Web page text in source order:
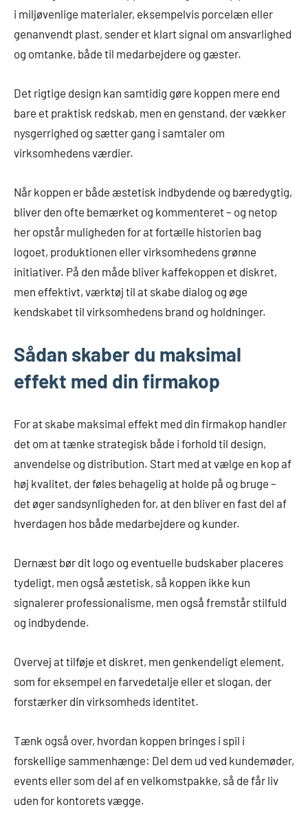
i miljøvenlige materialer, eksempelvis porcelæn eller
genanvendt plast, sender et klart signal om ansvarlighed
og omtanke, både til medarbejdere og gæster.
Det rigtige design kan samtidig gøre koppen mere end
bare et praktisk redskab, men en genstand, der vækker
nysgerrighed og sætter gang i samtaler om
virksomhedens værdier.
Når koppen er både æstetisk indbydende og bæredygtig,
bliver den ofte bemærket og kommenteret – og netop
her opstår muligheden for at fortælle historien bag
logoet, produktionen eller virksomhedens grønne
initiativer. På den måde bliver kaffekoppen et diskret,
men effektivt, værktøj til at skabe dialog og øge
kendskabet til virksomhedens brand og holdninger.
Sådan skaber du maksimal
effekt med din firmakop
For at skabe maksimal effekt med din firmakop handler
det om at tænke strategisk både i forhold til design,
anvendelse og distribution. Start med at vælge en kop af
høj kvalitet, der føles behagelig at holde på og bruge –
det øger sandsynligheden for, at den bliver en fast del af
hverdagen hos både medarbejdere og kunder.
Dernæst bør dit logo og eventuelle budskaber placeres
tydeligt, men også æstetisk, så koppen ikke kun
signalerer professionalisme, men også fremstår stilfuld
og indbydende.
Overvej at tilføje et diskret, men genkendeligt element,
som for eksempel en farvedetalje eller et slogan, der
forstærker din virksomheds identitet.
Tænk også over, hvordan koppen bringes i spil i
forskellige sammenhænge: Del dem ud ved kundemøder,
events eller som del af en velkomstpakke, så de får liv
uden for kontorets vægge.